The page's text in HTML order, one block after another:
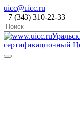
uicc@uicc.ru
+7 (343) 310-22-33
сертификационный